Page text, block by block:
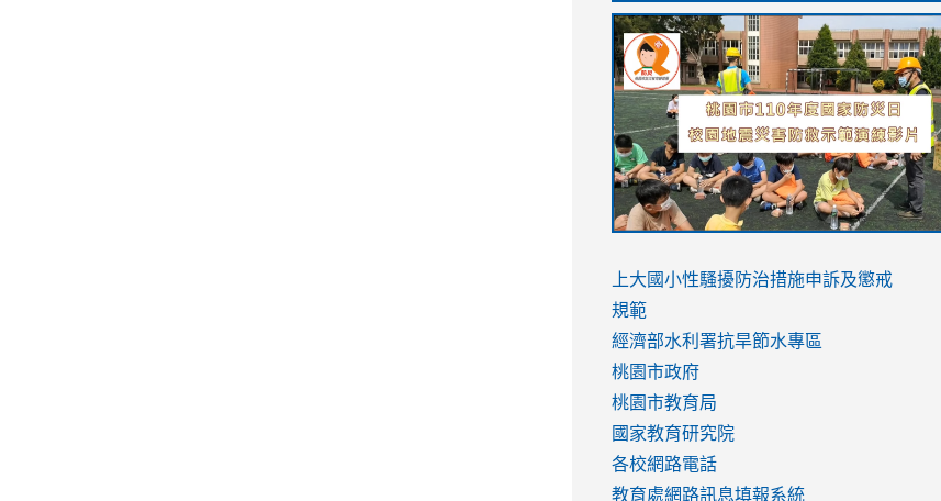
link
to
https://sites.google.com/stes.tyc.edu.tw/
link
to
https://drive.google.com/file/d/
usp=sharing
link
to
https://youtu.be/jJOMVWY3-
8M
link
to
https://drive.google.com/file/d/
usp=sharing
to
https://www.youtube.com/watch?
v=hC_gdZndU9s
to
https://www.youtube.com/watch?
v=hC_gdZndU9s
link
to
https://www.youtube.com/watch?
v=mfpNykQ0g4M
上大國小性騷擾防治措施申訴及懲戒
規範
經濟部水利署抗旱節水專區
桃園市政府
桃園市教育局
國家教育研究院
各校網路電話
教育處網路訊息填報系統